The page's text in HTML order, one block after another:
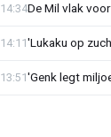
De Mil vlak
14:34
'Lukaku op
14:11
'Genk legt
13:51